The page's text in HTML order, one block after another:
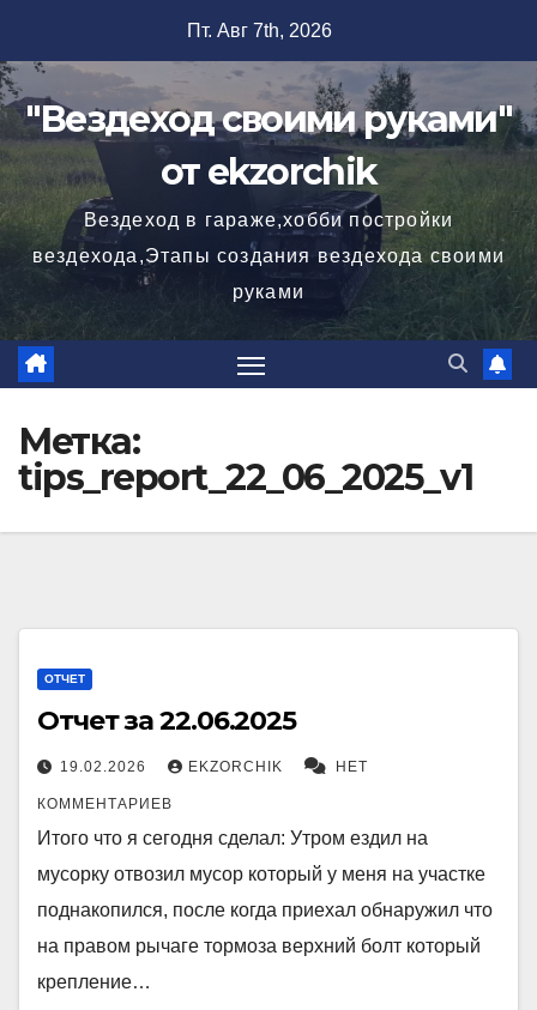
содержимому
Пт. Авг 7th, 2026
"Вездеход своими руками"
от ekzorchik
Вездеход в гараже,хобби постройки
вездехода,Этапы создания вездехода своими
руками
Метка:
tips_report_22_06_2025_v1
ОТЧЕТ
Отчет за 22.06.2025
19.02.2026 EKZORCHIK НЕТ
КОММЕНТАРИЕВ
Итого что я сегодня сделал: Утром ездил на
мусорку отвозил мусор который у меня на участке
поднакопился, после когда приехал обнаружил что
на правом рычаге тормоза верхний болт который
крепление…